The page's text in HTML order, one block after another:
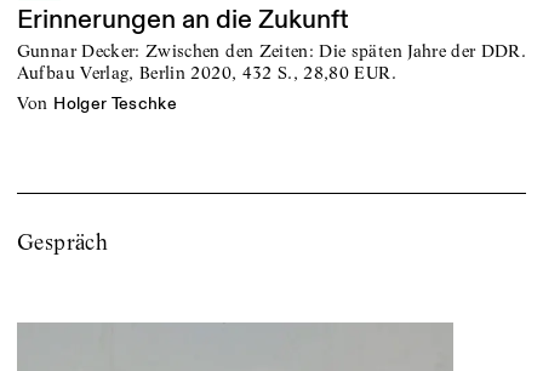
Erinnerungen an die Zukunft
Gunnar Decker: Zwischen den Zeiten: Die späten Jahre der DDR.
Aufbau Verlag, Berlin 2020, 432 S., 28,80 EUR.
von Holger Teschke
Gespräch